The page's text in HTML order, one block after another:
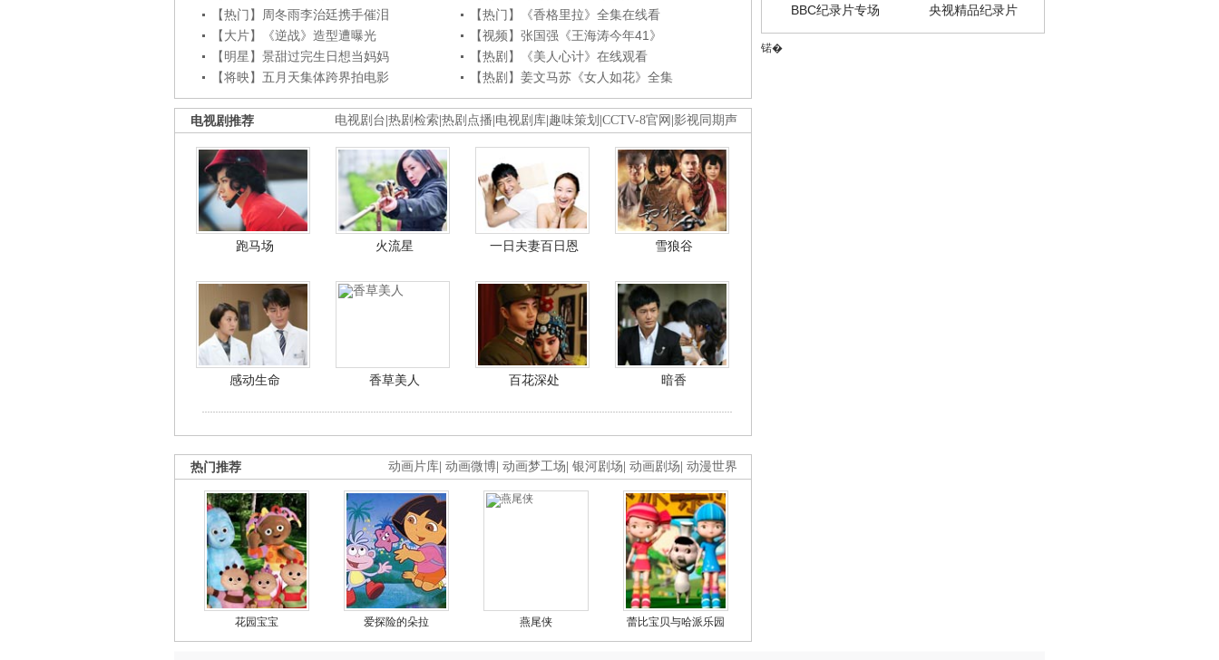
【热门】周冬雨李治廷携手催泪
【热门】《香格里拉》全集在线看
【大片】《逆战》造型遭曝光
【视频】张国强《王海涛今年41》
【明星】景甜过完生日想当妈妈
【热剧】《美人心计》在线观看
【将映】五月天集体跨界拍电影
【热剧】姜文马苏《女人如花》全集
电视剧台 热剧检索 热剧点播 电视剧库 趣味策划 CCTV-8官网 影视同期声
电视剧推荐
跑马场 火流星 一日夫妻百日恩 雪狼谷
感动生命 香草美人 百花深处 暗香
动画片库 动画微博 动画梦工场 银河剧场 动画剧场 动漫世界
热门推荐
花园宝宝 爱探险的朵拉 燕尾侠 蕾比宝贝与哈派乐园
BBC纪录片专场 央视精品纪录片
锘�